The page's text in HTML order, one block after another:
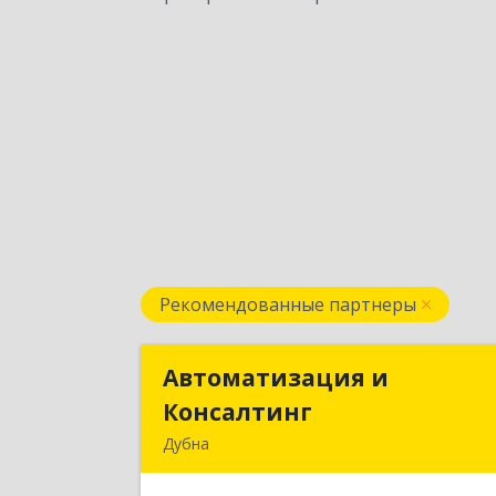
Рекомендованные партнеры
Автоматизация и
Консалтинг
Дубна
Автоматизация и